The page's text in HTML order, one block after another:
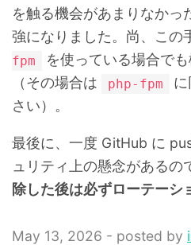
を触る機会があまりなかっ
強になりました。尚、この
fpm
を使っている場合で
（その場合は
php-fpm
さい）。
最後に、一度 GitHub に
ュリティ上の懸念があるの
除した後は必ずローテーシ
May 13, 2026 - posted by